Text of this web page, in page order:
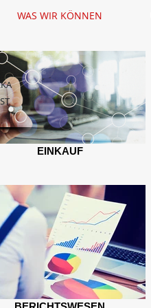
WAS WIR KÖNNEN
EINKAUF